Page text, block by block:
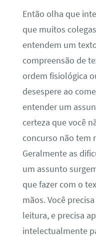
Então olha que
que muitos
entendem um
compreensão de
ordem fisiológica
desespere ao
entender um
certeza que você
concurso não tem
Geralmente as
um assunto
que fazer com o
mãos. Você
leitura, e precisa
intelectualmente